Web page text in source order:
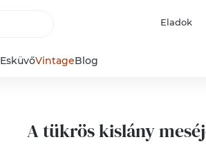
Eladok
EsküvőVintageBlog
A tükrös kislány